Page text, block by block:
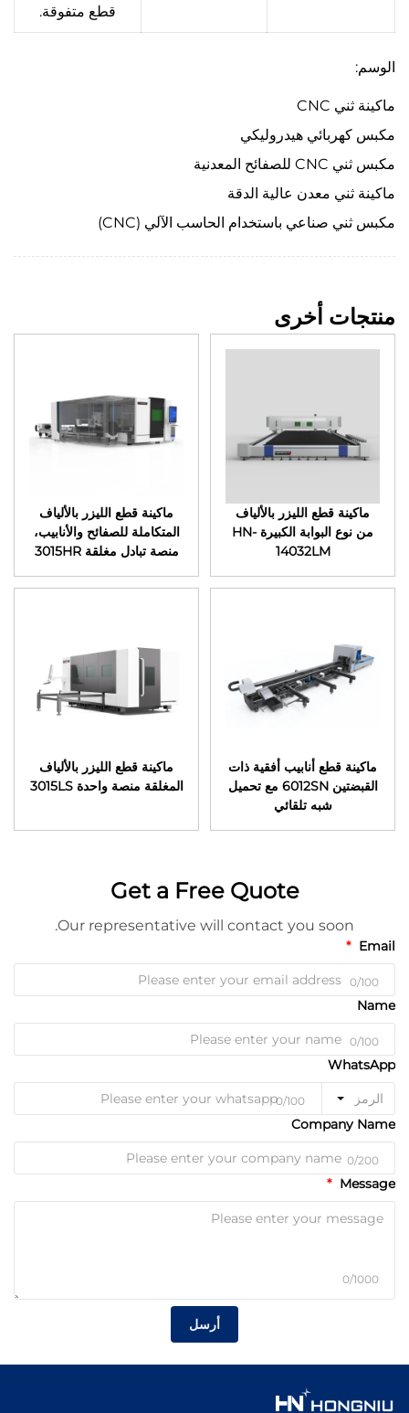
قطع متفوقة.
الوسم:
ماكينة ثني CNC
مكبس كهربائي هيدروليكي
مكبس ثني CNC للصفائح المعدنية
ماكينة ثني معدن عالية الدقة
مكبس ثني صناعي باستخدام الحاسب الآلي (CNC)
منتجات أخرى
ماكينة قطع الليزر بالألياف
من نوع البوابة الكبيرة HN-
14032LM
ماكينة قطع الليزر بالألياف
المتكاملة للصفائح والأنابيب،
منصة تبادل مغلقة 3015HR
ماكينة قطع أنابيب أفقية ذات
القبضتين 6012SN مع تحميل
شبه تلقائي
ماكينة قطع الليزر بالألياف
المغلقة منصة واحدة 3015LS
Get a Free Quote
Our representative will contact you soon.
Email
0/100
Name
0/100
WhatsApp
الرمز 0/100
Company Name
0/200
Message
0/1000
أرسل